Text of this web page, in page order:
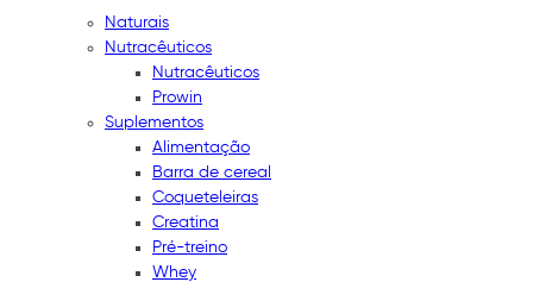
Naturais
Nutracêuticos
Nutracêuticos
Prowin
Suplementos
Alimentação
Barra de cereal
Coqueteleiras
Creatina
Pré-treino
Whey